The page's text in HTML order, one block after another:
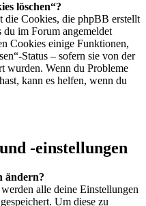
löschen“?
die Cookies, die phpBB erstellt
du im Forum angemeldet
Cookies einige Funktionen,
Status – sofern sie von der
wurden. Wenn du Probleme
kann es helfen, wenn du
-einstellungen
ändern?
alle deine Einstellungen
Um diese zu